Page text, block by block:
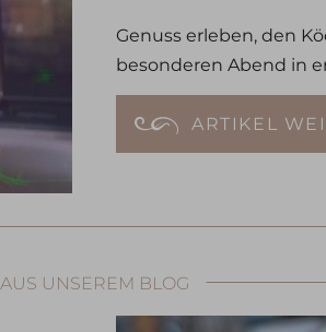
Genuss erleben, den
besonderen Abend in
ARTIKEL
AUS UNSEREM BLOG